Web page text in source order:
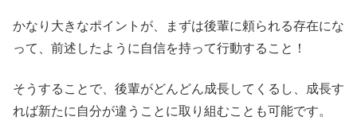
かなり大きなポイントが、まずは後輩に頼られる存在にな
って、前述したように自信を持って行動すること！
そうすることで、後輩がどんどん成長してくるし、成長す
れば新たに自分が違うことに取り組むことも可能です。